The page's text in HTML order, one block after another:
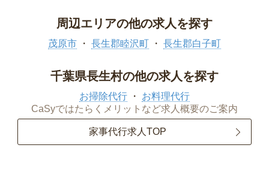
周辺エリアの他の求人を探す
茂原市 長生郡睦沢町 長生郡白子町
千葉県長生村の他の求人を探す
お掃除代行
お料理代行
CaSyではたらくメリットなど求人概要のご案内
家事代行求人TOP